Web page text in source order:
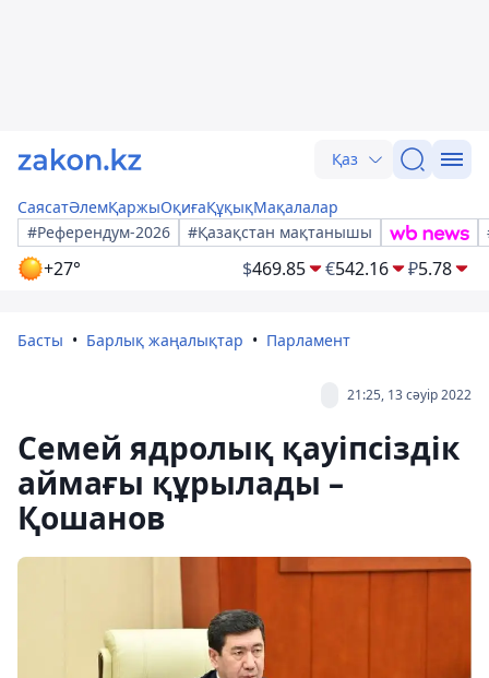
Қаз
СаясатӘлемҚаржыОқиғаҚұқықМақалалар
#Референдум-2026
#Қазақстан мақтанышы
+27° $469.85 €542.16 ₽5.78
Басты Барлық жаңалықтар Парламент
21:25, 13 сәуір 2022
Семей ядролық қауіпсіздік
аймағы құрылады –
Қошанов